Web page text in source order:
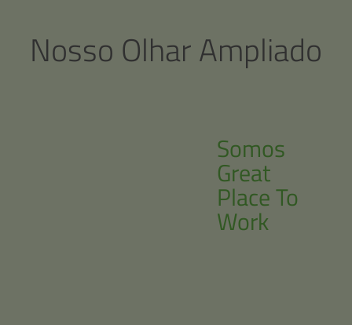
Nosso Olhar Ampliado
Somos
Great
Place To
Work